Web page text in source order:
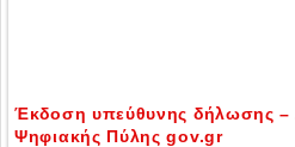
Έκδοση υπεύθυνης δήλωσης –
Ψηφιακής Πύλης gov.gr